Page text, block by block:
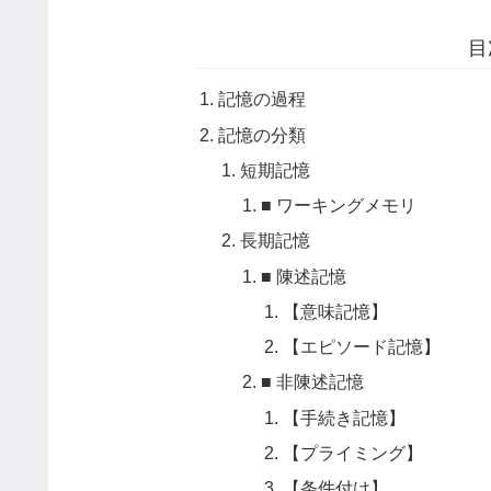
記憶の過程
記憶の分類
短期記憶
■ ワーキングメモリ
長期記憶
■ 陳述記憶
【意味記憶】
【エピソード記憶】
■ 非陳述記憶
【手続き記憶】
【プライミング】